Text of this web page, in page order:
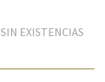
SIN EXISTENCIAS